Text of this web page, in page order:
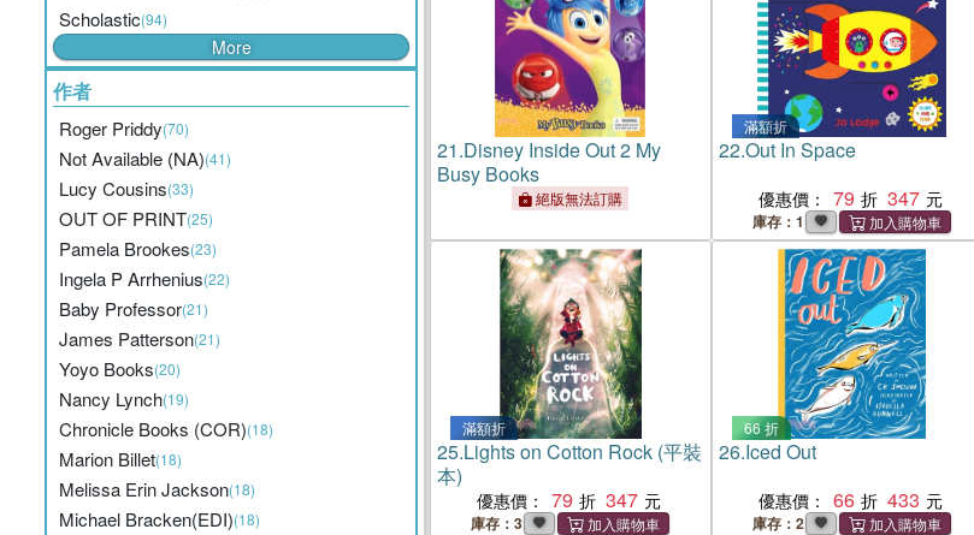
Scholastic(94)
More
作者
Roger Priddy(70)
Not Available (NA)(41)
Lucy Cousins(33)
OUT OF PRINT(25)
Pamela Brookes(23)
Ingela P Arrhenius(22)
Baby Professor(21)
James Patterson(21)
Yoyo Books(20)
Nancy Lynch(19)
Chronicle Books (COR)(18)
Marion Billet(18)
Melissa Erin Jackson(18)
Michael Bracken(EDI)(18)
21.Disney Inside Out 2 My
Busy Books
絕版無法訂購
滿額折
22.Out In Space
優惠價： 79 347
庫存：1
滿額折
25.Lights on Cotton Rock (平裝
本)
優惠價： 79 347
庫存：3
66 折
26.Iced Out
優惠價： 66 433
庫存：2